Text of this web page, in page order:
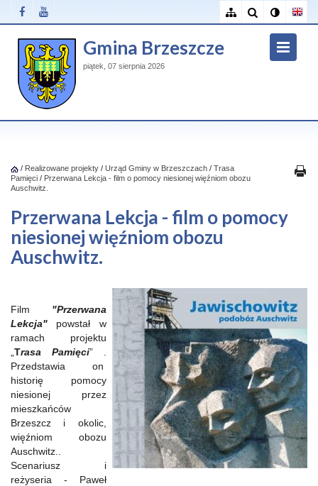
Gmina Brzeszcze
piątek, 07 sierpnia 2026
/ Realizowane projekty / Urząd Gminy w Brzeszczach / Trasa
Pamięci / Przerwana Lekcja - film o pomocy niesionej więźniom obozu
Auschwitz.
Przerwana Lekcja - film o pomocy
niesionej więźniom obozu
Auschwitz.
Film "Przerwana
Lekcja" powstał w
ramach projektu
Trasa Pamięci” .
Przedstawia on
historię pomocy
niesionej przez
mieszkańców
Brzeszcz i okolic,
więźniom obozu
Auschwitz..
Scenariusz i
reżyseria - Paweł